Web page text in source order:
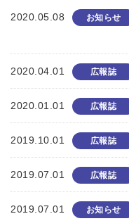
2020.05.08 お知らせ
2020.04.01 広報誌
2020.01.01 広報誌
2019.10.01 広報誌
2019.07.01 広報誌
2019.07.01 お知らせ